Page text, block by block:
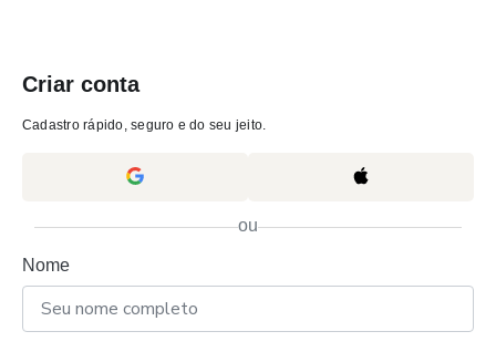
Criar conta
Cadastro rápido, seguro e do seu jeito.
ou
Nome